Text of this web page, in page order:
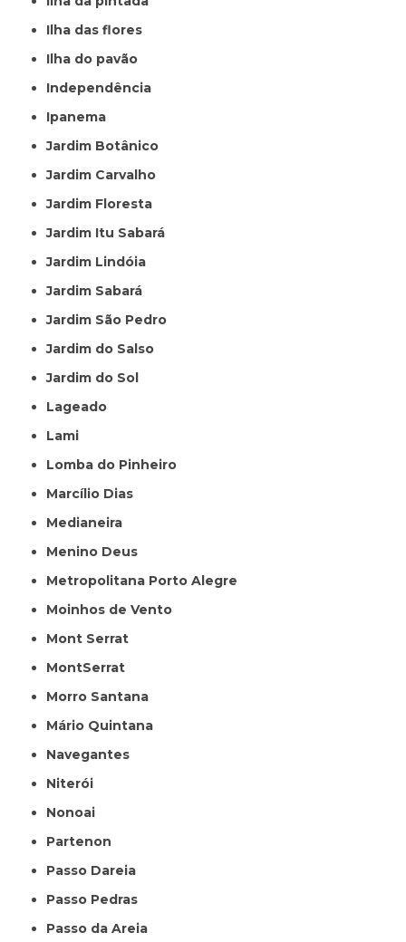
Ilha das flores
Ilha do pavão
Independência
Ipanema
Jardim Botânico
Jardim Carvalho
Jardim Floresta
Jardim Itu Sabará
Jardim Lindóia
Jardim Sabará
Jardim São Pedro
Jardim do Salso
Jardim do Sol
Lageado
Lami
Lomba do Pinheiro
Marcílio Dias
Medianeira
Menino Deus
Metropolitana Porto Alegre
Moinhos de Vento
Mont Serrat
MontSerrat
Morro Santana
Mário Quintana
Navegantes
Niterói
Nonoai
Partenon
Passo Dareia
Passo Pedras
Passo da Areia